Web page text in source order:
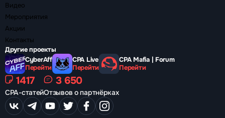
Видео
Мероприятия
Акции
Контакты
Другие проекты
CyberAff
Перейти
CPA Live
Перейти
CPA Mafia | Forum
Перейти
1417
CPA-статей
3 650
Отзывов о партнёрках